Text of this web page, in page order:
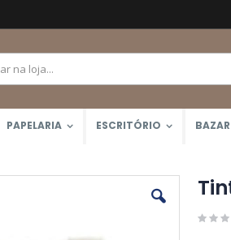
PAPELARIA ESCRITÓRIO